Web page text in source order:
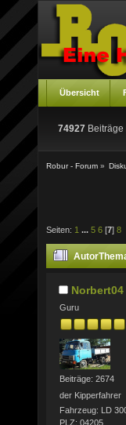
Übersicht
74927 Beiträge
Robur - Forum »
Seiten: 1 ... 5 6 [7] 8
Autor
Norbert04
Guru
Beiträge: 2674
der Kipperfahrer
Fahrzeug: LD
PLZ: 04205